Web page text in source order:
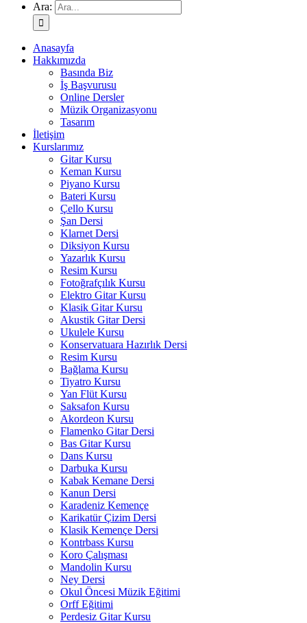
Ara:
Anasayfa
Hakkımızda
Basında Biz
İş Başvurusu
Online Dersler
Müzik Organizasyonu
Tasarım
İletişim
Kurslarımız
Gitar Kursu
Keman Kursu
Piyano Kursu
Bateri Kursu
Çello Kursu
Şan Dersi
Klarnet Dersi
Diksiyon Kursu
Yazarlık Kursu
Resim Kursu
Fotoğrafçılık Kursu
Elektro Gitar Kursu
Klasik Gitar Kursu
Akustik Gitar Dersi
Ukulele Kursu
Konservatuara Hazırlık Dersi
Resim Kursu
Bağlama Kursu
Tiyatro Kursu
Yan Flüt Kursu
Saksafon Kursu
Akordeon Kursu
Flamenko Gitar Dersi
Bas Gitar Kursu
Dans Kursu
Darbuka Kursu
Kabak Kemane Dersi
Kanun Dersi
Karadeniz Kemençe
Karikatür Çizim Dersi
Klasik Kemençe Dersi
Kontrbass Kursu
Koro Çalışması
Mandolin Kursu
Ney Dersi
Okul Öncesi Müzik Eğitimi
Orff Eğitimi
Perdesiz Gitar Kursu